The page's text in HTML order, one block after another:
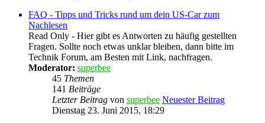
FAQ - Tipps und Tricks rund um dein US-Car zum
Nachlesen
Read Only - Hier gibt es Antworten zu häufig gestellten
Fragen. Sollte noch etwas unklar bleiben, dann bitte im
Technik Forum, am Besten mit Link, nachfragen.
Moderator: superbee
45 Themen
141 Beiträge
Letzter Beitrag von superbee Neuester Beitrag
Dienstag 23. Juni 2015, 18:29